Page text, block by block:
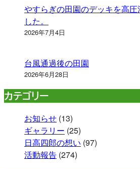
やすらぎの田園のデッキを高
した。
2026年7月4日
台風通過後の田園
2026年6月28日
カテゴリー
お知らせ (13)
ギャラリー (25)
日高四郎の想い (97)
活動報告 (274)